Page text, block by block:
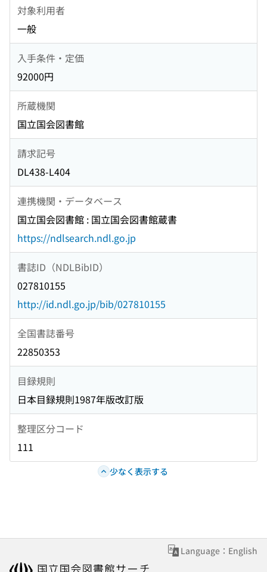
対象利用者
一般
入手条件・定価
92000円
所蔵機関
国立国会図書館
請求記号
DL438-L404
連携機関・データベース
国立国会図書館 : 国立国会図書館蔵書
https://ndlsearch.ndl.go.jp
書誌ID（NDLBibID）
027810155
http://id.ndl.go.jp/bib/027810155
全国書誌番号
22850353
目録規則
日本目録規則1987年版改訂版
整理区分コード
111
少なく表示する
Language：English